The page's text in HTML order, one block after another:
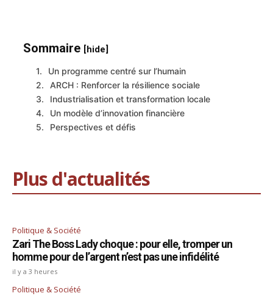
Sommaire [hide]
Un programme centré sur l’humain
ARCH : Renforcer la résilience sociale
Industrialisation et transformation locale
Un modèle d’innovation financière
Perspectives et défis
Plus d'actualités
Politique & Société
Zari The Boss Lady choque : pour elle, tromper un
homme pour de l’argent n’est pas une infidélité
il y a 3 heures
Politique & Société